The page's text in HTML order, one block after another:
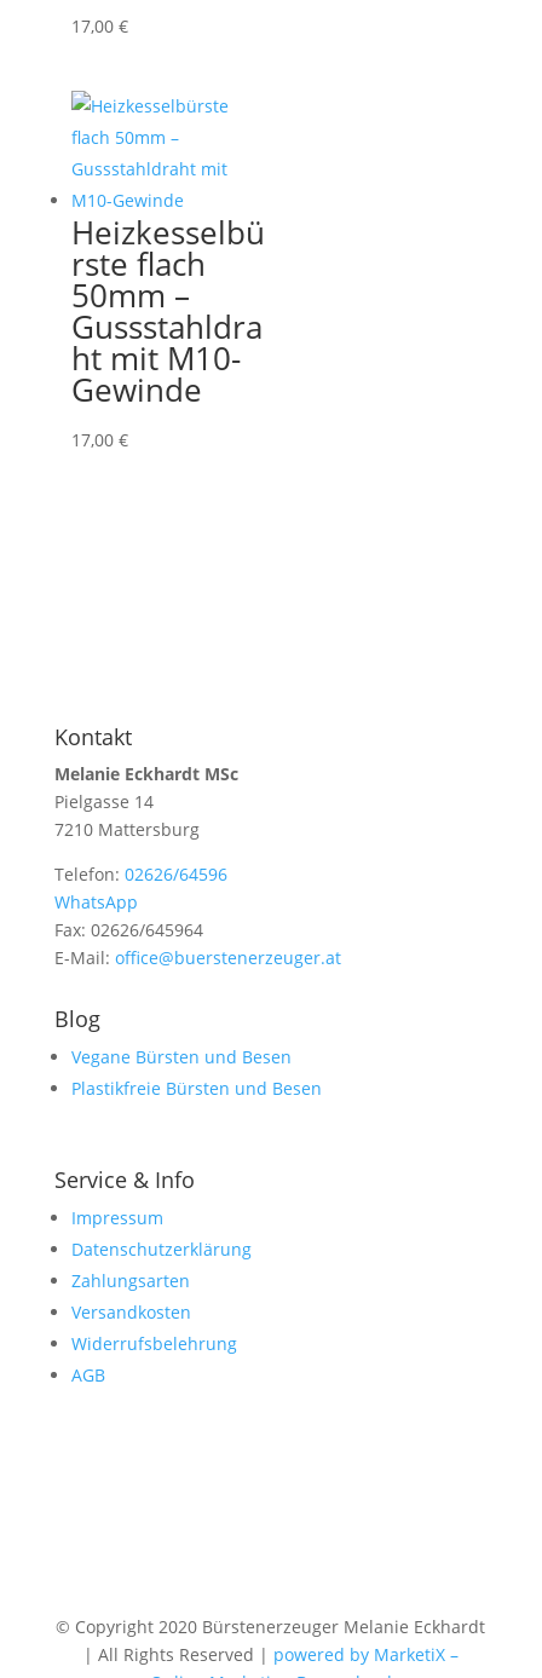
17,00 €
Heizkesselbü
rste flach
50mm –
Gussstahldra
ht mit M10-
Gewinde
17,00 €
Kontakt
Melanie Eckhardt MSc
Pielgasse 14
7210 Mattersburg
Telefon: 02626/64596
WhatsApp
Fax: 02626/645964
E-Mail: office@buerstenerzeuger.at
Blog
Vegane Bürsten und Besen
Plastikfreie Bürsten und Besen
Service & Info
Impressum
Datenschutzerklärung
Zahlungsarten
Versandkosten
Widerrufsbelehrung
AGB
© Copyright 2020 Bürstenerzeuger Melanie Eckhardt
| All Rights Reserved | powered by MarketiX –